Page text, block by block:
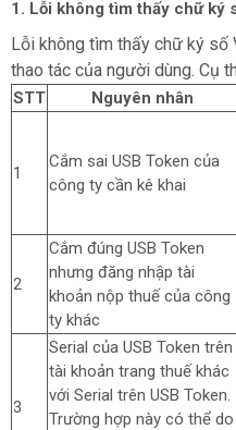
1. Lỗi không tìm thấy chữ ký
Lỗi không tìm thấy chữ ký số
thao tác của người dùng. Cụ
STT Nguyên nhân
1
Cắm sai USB Token của
công ty cần kê khai
2
Cắm đúng USB Token
nhưng đăng nhập tài
khoản nộp thuế của công
ty khác
3
Serial của USB Token trên
tài khoản trang thuế khác
với Serial trên USB Token.
Trường hợp này có thể do